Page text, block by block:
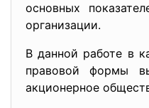
основных
организации.
В данной работе в
правовой
акционерное